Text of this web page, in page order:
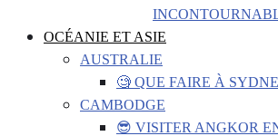
OCÉANIE ET ASIE
AUSTRALIE
🧐 QUE FAIRE À
CAMBODGE
😎 VISITER ANGKOR